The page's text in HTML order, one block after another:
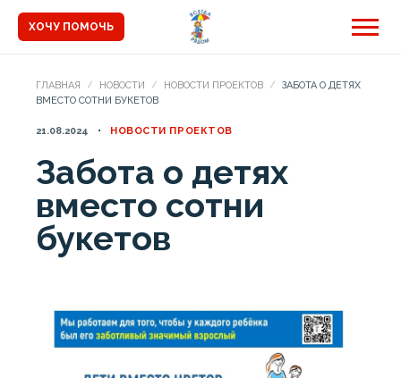
ХОЧУ ПОМОЧЬ
ГЛАВНАЯ НОВОСТИ НОВОСТИ ПРОЕКТОВ
ЗАБОТА О ДЕТЯХ
ВМЕСТО СОТНИ БУКЕТОВ
21.08.2024 НОВОСТИ ПРОЕКТОВ
Забота о детях
вместо сотни
букетов